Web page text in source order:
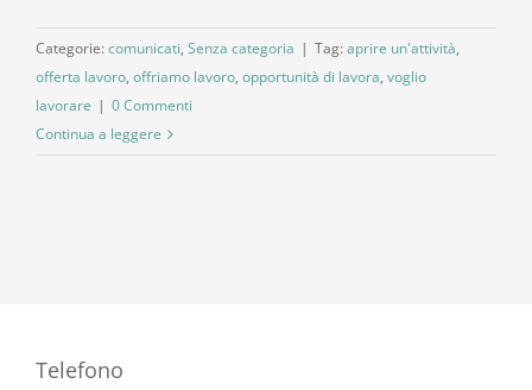
Categorie: comunicati, Senza categoria | Tag: aprire un'attività,
offerta lavoro, offriamo lavoro, opportunità di lavora, voglio
lavorare | 0 Commenti
Continua a leggere
Telefono